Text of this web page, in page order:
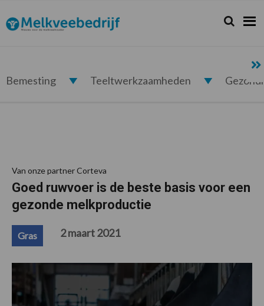
de
hoofdnavigatie
de
hoofd
de
eerste
de
voettekst
Melkveebedrijf.nl Zoeken...
Zoek
Bemesting Teeltwerkzaamheden
Van onze partner Corteva
Goed ruwvoer is de beste basis voor een
gezonde melkproductie
Gras 2 maart 2021